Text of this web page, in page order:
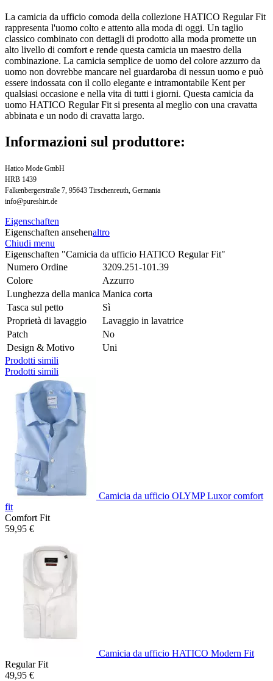
La camicia da ufficio comoda della collezione HATICO Regular Fit
rappresenta l'uomo colto e attento alla moda di oggi. Un taglio
classico combinato con dettagli di prodotto alla moda promette un
alto livello di comfort e rende questa camicia un maestro della
combinazione. La camicia semplice de uomo del colore azzurro da
uomo non dovrebbe mancare nel guardaroba di nessun uomo e può
essere indossata con il collo elegante e intramontabile Kent per
qualsiasi occasione e nella vita di tutti i giorni. Questa camicia da
uomo HATICO Regular Fit si presenta al meglio con una cravatta
abbinata e un nodo di cravatta largo.
Informazioni sul produttore:
Hatico Mode GmbH
HRB 1439
Falkenbergerstraße 7, 95643 Tirschenreuth, Germania
info@pureshirt.de
Eigenschaften
Eigenschaften ansehenaltro
Chiudi menu
Eigenschaften "Camicia da ufficio HATICO Regular Fit"
Numero Ordine
3209.251-101.39
Colore
Azzurro
Lunghezza della manica Manica corta
Tasca sul petto
Sì
Proprietà di lavaggio
Lavaggio in lavatrice
Patch
No
Design & Motivo
Uni
Prodotti simili
Prodotti simili
Camicia da ufficio OLYMP Luxor comfort
fit
Comfort Fit
59,95 €
Camicia da ufficio HATICO Modern Fit
Regular Fit
49,95 €